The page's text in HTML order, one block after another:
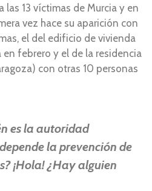
13 víctimas de Murcia y en
vez hace su aparición con
el del edificio de vivienda
en febrero y el de la residencia
con otras 10 personas
es la autoridad
la prevención de
¡Hola! ¿Hay alguien